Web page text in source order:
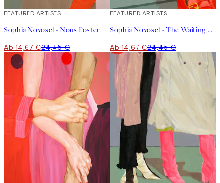
40%*
FEATURED ARTISTS
Sophia Novosel - Nous Poster
Ab 14,67 €24,45 €
40%*
FEATURED ARTISTS
Sophia Novosel - The Waiting Girl Poster
Ab 14,67 €24,45 €